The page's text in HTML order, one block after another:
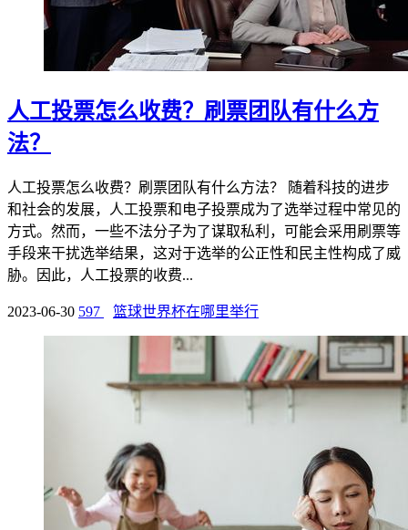
人工投票怎么收费？刷票团队有什么方
法？
人工投票怎么收费？刷票团队有什么方法？ 随着科技的进步
和社会的发展，人工投票和电子投票成为了选举过程中常见的
方式。然而，一些不法分子为了谋取私利，可能会采用刷票等
手段来干扰选举结果，这对于选举的公正性和民主性构成了威
胁。因此，人工投票的收费...
2023-06-30 597 篮球世界杯在哪里举行